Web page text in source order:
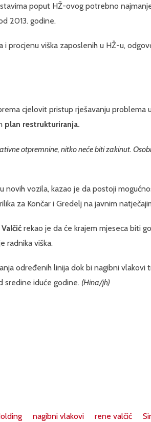
poput HŽ-ovog potrebno
2013. godine.
procjenu viška zaposlenih u HŽ-u,
cjelovit pristup rješavanju problema
plan restrukturiranja.
otpremnine, nitko neće biti zakinut.
novih vozila, kazao je da postoji
za Končar i Gredelj na javnim
rekao je da će krajem mjeseca biti
radnika viška.
određenih linija dok bi nagibni vlakovi
sredine iduće godine. (Hina/jh)
nagibni vlakovi rene valčić